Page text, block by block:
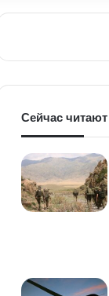
Сейчас читают